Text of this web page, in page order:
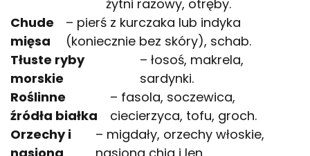
żytni razowy, otręby.
Chude
mięsa
– pierś z kurczaka lub indyka
(koniecznie bez skóry), schab.
Tłuste ryby
morskie
– łosoś, makrela,
sardynki.
Roślinne
źródła białka
– fasola, soczewica,
ciecierzyca, tofu, groch.
Orzechy i
– migdały, orzechy włoskie,